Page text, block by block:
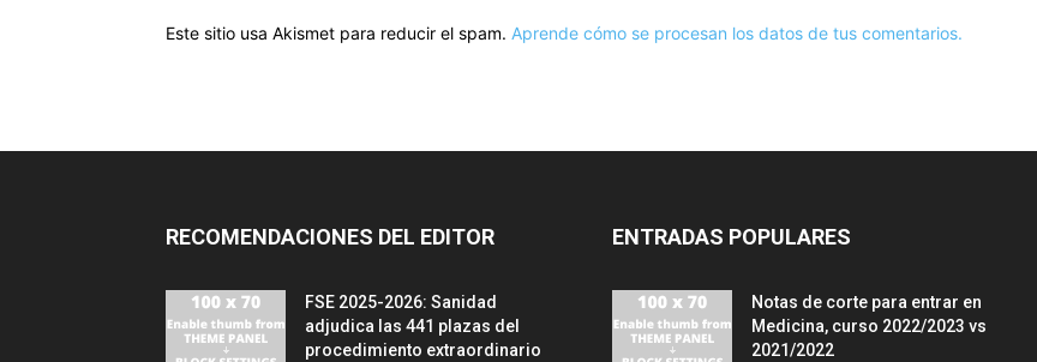
Este sitio usa Akismet para reducir el spam. Aprende cómo se procesan los datos de tus comentarios.
RECOMENDACIONES DEL EDITOR
FSE 2025-2026: Sanidad
adjudica las 441 plazas del
procedimiento extraordinario
ENTRADAS POPULARES
Notas de corte para entrar en
Medicina, curso 2022/2023 vs
2021/2022